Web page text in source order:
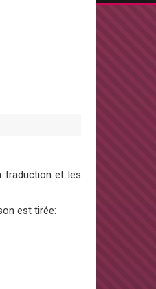
traduction et les
est tirée: